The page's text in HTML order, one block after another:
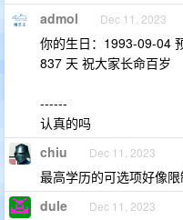
admol Dec 11, 2023
你的生日：1993-09-04
837 天 祝大家长命百岁
------
认真的吗
chiu Dec 11, 2023
最高学历的可选项好像
dule Dec 11, 2023